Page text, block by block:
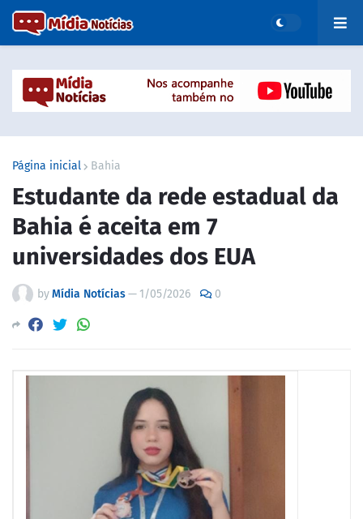
Página inicial Bahia
Estudante da rede estadual da
Bahia é aceita em 7
universidades dos EUA
byMídia Notícias— 1/05/2026 0